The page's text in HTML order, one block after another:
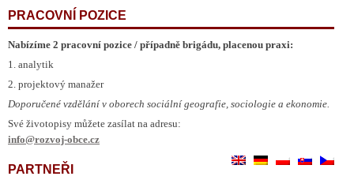
PRACOVNÍ POZICE
Nabízíme 2 pracovní pozice / případně brigádu, placenou praxi:
1. analytik
2. projektový manažer
Doporučené vzdělání v oborech sociální geografie, sociologie a ekonomie.
Své životopisy můžete zasílat na adresu:
info@rozvoj-obce.cz
PARTNEŘI